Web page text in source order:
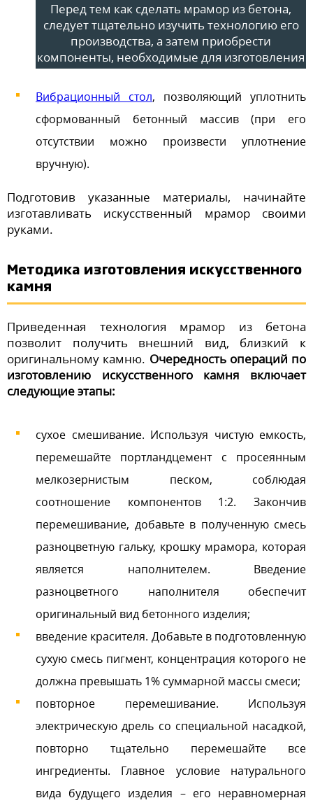
Перед тем как сделать мрамор из бетона,
следует тщательно изучить технологию его
производства, а затем приобрести
компоненты, необходимые для изготовления
Вибрационный стол, позволяющий уплотнить
сформованный бетонный массив (при его
отсутствии можно произвести уплотнение
вручную).
Подготовив указанные материалы, начинайте
изготавливать искусственный мрамор своими
руками.
Методика изготовления искусственного
камня
Приведенная технология мрамор из бетона
позволит получить внешний вид, близкий к
оригинальному камню. Очередность операций по
изготовлению искусственного камня включает
следующие этапы:
сухое смешивание. Используя чистую емкость,
перемешайте портландцемент с просеянным
мелкозернистым песком, соблюдая
соотношение компонентов 1:2. Закончив
перемешивание, добавьте в полученную смесь
разноцветную гальку, крошку мрамора, которая
является наполнителем. Введение
разноцветного наполнителя обеспечит
оригинальный вид бетонного изделия;
введение красителя. Добавьте в подготовленную
сухую смесь пигмент, концентрация которого не
должна превышать 1% суммарной массы смеси;
повторное перемешивание. Используя
электрическую дрель со специальной насадкой,
повторно тщательно перемешайте все
ингредиенты. Главное условие натурального
вида будущего изделия – его неравномерная